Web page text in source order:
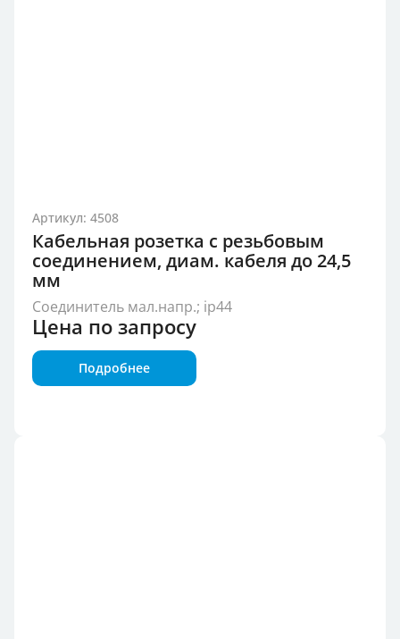
Артикул: 4508
Кабельная розетка с резьбовым
соединением, диам. кабеля до 24,5
мм
Соединитель мал.напр.; ip44
Цена по запросу
Подробнее